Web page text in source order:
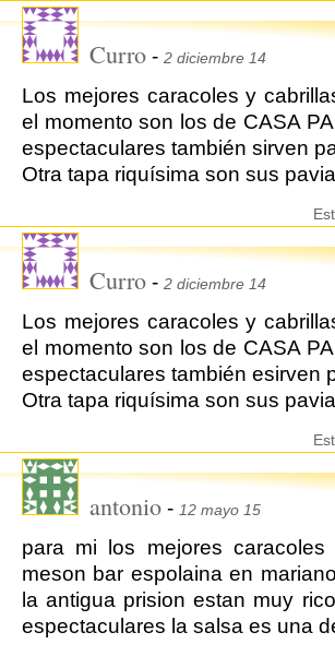
Curro - 2 diciembre 14
Los mejores caracoles y
el momento son los de CASA
espectaculares también sirven
Otra tapa riquísima son sus
Curro - 2 diciembre 14
Los mejores caracoles y
el momento son los de CASA
espectaculares también esirven
Otra tapa riquísima son sus
antonio - 12 mayo 15
para mi los mejores
meson bar espolaina en
la antigua prision estan muy
espectaculares la salsa es una